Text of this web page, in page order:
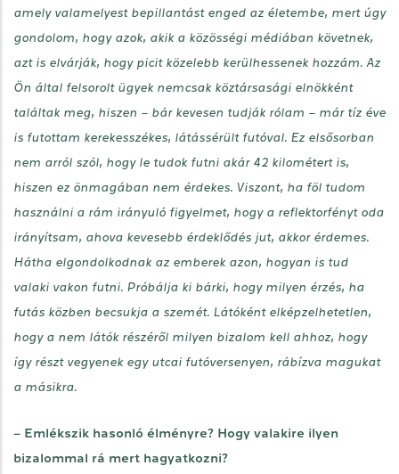
amely valamelyest bepillantást enged az életembe, mert úgy
gondolom, hogy azok, akik a közösségi médiában követnek,
azt is elvárják, hogy picit közelebb kerülhessenek hozzám. Az
Ön által felsorolt ügyek nemcsak köztársasági elnökként
találtak meg, hiszen – bár kevesen tudják rólam – már tíz éve
is futottam kerekesszékes, látássérült futóval. Ez elsősorban
nem arról szól, hogy le tudok futni akár 42 kilométert is,
hiszen ez önmagában nem érdekes. Viszont, ha föl tudom
használni a rám irányuló figyelmet, hogy a reflektorfényt oda
irányítsam, ahova kevesebb érdeklődés jut, akkor érdemes.
Hátha elgondolkodnak az emberek azon, hogyan is tud
valaki vakon futni. Próbálja ki bárki, hogy milyen érzés, ha
futás közben becsukja a szemét. Látóként elképzelhetetlen,
hogy a nem látók részéről milyen bizalom kell ahhoz, hogy
így részt vegyenek egy utcai futóversenyen, rábízva magukat
a másikra.
– Emlékszik hasonló élményre? Hogy valakire ilyen
bizalommal rá mert hagyatkozni?